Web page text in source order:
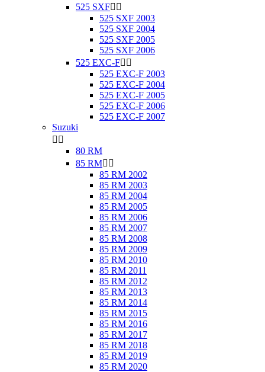
525 SXF 
525 SXF 2003
525 SXF 2004
525 SXF 2005
525 SXF 2006
525 EXC-F 
525 EXC-F 2003
525 EXC-F 2004
525 EXC-F 2005
525 EXC-F 2006
525 EXC-F 2007
Suzuki
 
80 RM
85 RM 
85 RM 2002
85 RM 2003
85 RM 2004
85 RM 2005
85 RM 2006
85 RM 2007
85 RM 2008
85 RM 2009
85 RM 2010
85 RM 2011
85 RM 2012
85 RM 2013
85 RM 2014
85 RM 2015
85 RM 2016
85 RM 2017
85 RM 2018
85 RM 2019
85 RM 2020